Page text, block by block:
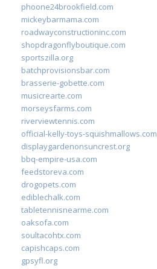
phoone24brookfield.com
mickeybarmama.com
roadwayconstructioninc.com
shopdragonflyboutique.com
sportszilla.org
batchprovisionsbar.com
brasserie-gobette.com
musicrearte.com
morseysfarms.com
riverviewtennis.com
official-kelly-toys-squishmallows.com
displaygardenonsuncrest.org
bbq-empire-usa.com
feedstoreva.com
drogopets.com
ediblechalk.com
tabletennisnearme.com
oaksofa.com
soultacohtx.com
capishcaps.com
gpsyfl.org